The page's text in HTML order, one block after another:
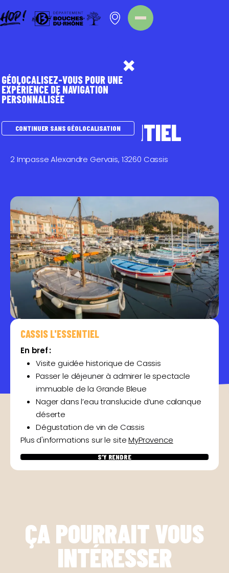
CASSIS L'ESSENTIEL
2 Impasse Alexandre Gervais, 13260 Cassis
CASSIS L'ESSENTIEL
En bref :
Visite guidée historique de Cassis
Passer le déjeuner à admirer le spectacle
immuable de la Grande Bleue
Nager dans l’eau translucide d’une calanque
déserte
Dégustation de vin de Cassis
Plus d'informations sur le siteMyProvence
S’Y RENDRE
ÇA POURRAIT VOUS
INTÉRESSER
GÉOLOCALISEZ-VOUS POUR UNE
EXPÉRIENCE DE NAVIGATION
PERSONNALISÉE
CONTINUER SANS GÉOLOCALISATION